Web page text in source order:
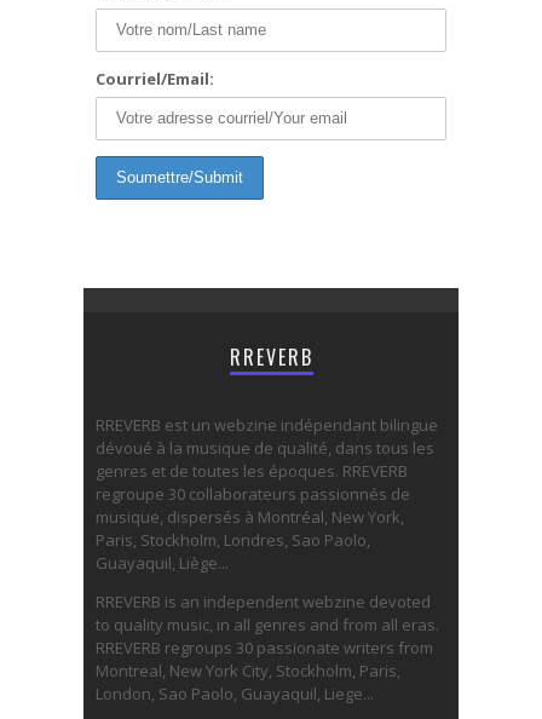
Courriel/Email:
RREVERB
RREVERB est un webzine indépendant bilingue
dévoué à la musique de qualité, dans tous les
genres et de toutes les époques. RREVERB
regroupe 30 collaborateurs passionnés de
musique, dispersés à Montréal, New York,
Paris, Stockholm, Londres, Sao Paolo,
Guayaquil, Liège...
RREVERB is an independent webzine devoted
to quality music, in all genres and from all eras.
RREVERB regroups 30 passionate writers from
Montreal, New York City, Stockholm, Paris,
London, Sao Paolo, Guayaquil, Liege...